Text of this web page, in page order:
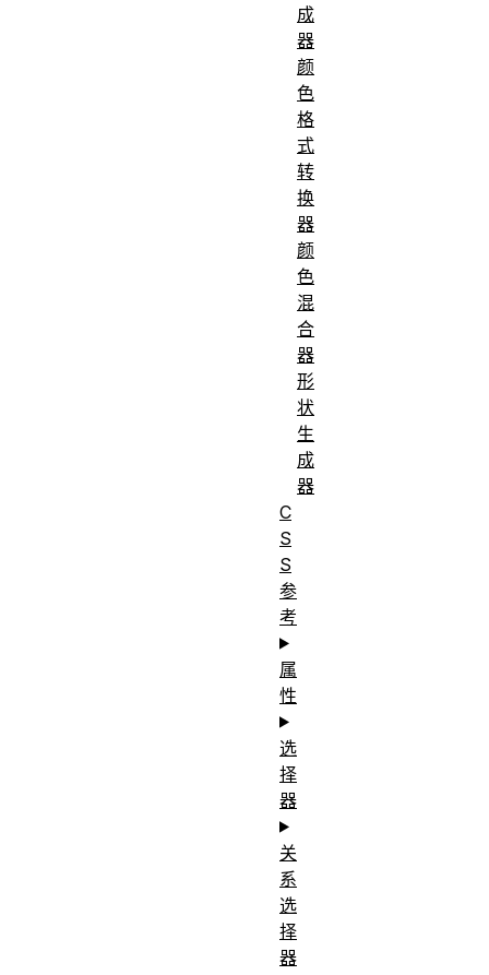
成
器
颜
色
格
式
转
换
器
颜
色
混
合
器
形
状
生
成
器
C
S
S
参
考
属
性
选
择
器
关
系
选
择
器